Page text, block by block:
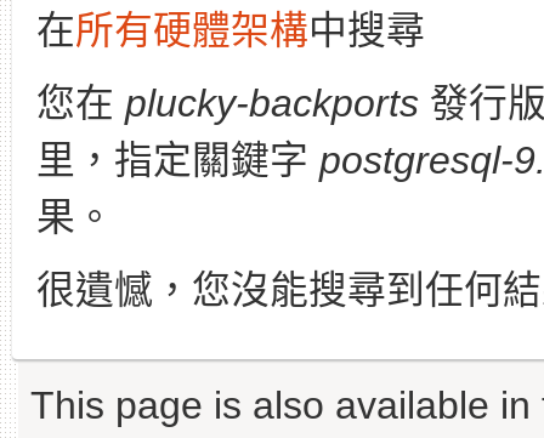
在所有硬體架構中搜尋
您在 plucky-backports 發行
里，指定關鍵字 postgresql-
果。
很遺憾，您沒能搜尋到任何
This page is also available